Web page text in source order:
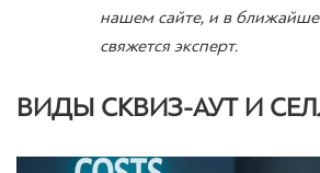
нашем сайте, и в
свяжется эксперт.
ВИДЫ СКВИЗ-АУТ И